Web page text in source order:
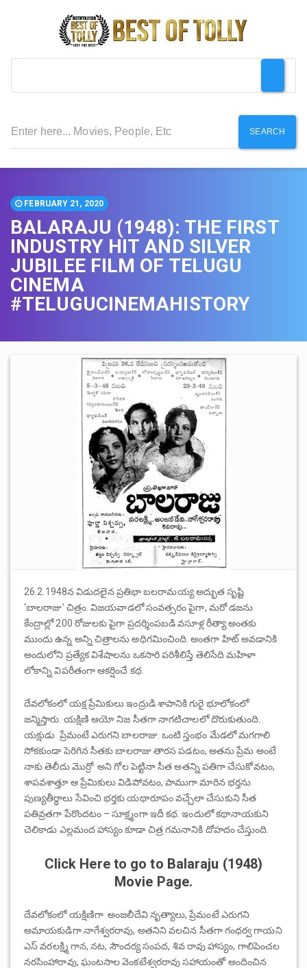
SEARCH
FEBRUARY 21, 2020
BALARAJU (1948): THE FIRST
INDUSTRY HIT AND SILVER
JUBILEE FILM OF TELUGU
CINEMA
#TELUGUCINEMAHISTORY
26.2.1948న విడుదలైన ప్రతిభా బలరామయ్య అద్భుత సృష్టి
‘బాలరాజు’ చిత్రం. విజయవాడలో సంవత్సరం పైగా, మరో డజను
కేంద్రాల్లో 200 రోజులకు పైగా ప్రదర్శింపబడి వసూళ్ల రీత్యా అంతకు
ముందు ఉన్న అన్ని చిత్రాలను అధిగమించింది. అంతగా హిట్ అవడానికి
అందులోని ప్రత్యేక విశేషాలను ఒకసారి పరిశీలిస్తే తెలిసేది మహిళా
లోకాన్ని విపరీతంగా ఆకర్షించే కథ.
దేవలోకంలో యక్ష ప్రేమికులు ఇంద్రుడి శాపానికి గురై భూలోకంలో
జన్మిస్తారు. యక్షిణి ఆయో నిజ సీతగా నాగటిచాలలో దొరుకుతుంది.
యక్షుడు ప్రేమంటే ఎరుగని బాలరాజు. ఒంటి స్తంభం మేడలో మగగాలి
సోకకుండా పెరిగిన సీతకు బాలరాజు తారస పడటం, అతను ప్రేమ అంటే
నాకు తెలీదు మొర్రో అని గోల పెట్టినా సీత అతన్ని పతిగా చేసుకోవటం,
శాపవశాత్తూ ఆ ప్రేమికులు విడిపోవటం, పాముగా మారిన భర్తను
పుణ్యతీర్ధాలు సేవించి భర్తకు యథారూపం వచ్చేలా చేసుకుని సీత
పతివ్రతగా పేరొందటం – సూక్ష్మంగా ఇదీ కథ. ఇందులో కథానాయకుని
చెలికాడు ఎల్లమంద హాస్యం కూడా చిత్ర గమనానికి దోహదం చేస్తుంది.
Click Here to go to Balaraju (1948)
Movie Page.
దేవలోకంలో యక్షిణిగా అంజలీదేవి నృత్యాలు, ప్రేమంటే ఎరుగని
అమాయకుడిగా నాగేశ్వరరావు, అతనిని వలచిన సీతగా గంధర్వ గాయని
ఎస్ వరలక్ష్మి గాన, నట, సౌందర్య సంపద, శివ రావు హాస్యం, గాలిపెంచల
నరసింహారావు, ఘంటసాల వెంకటేశ్వరరావు సహాయంతో అందించిన